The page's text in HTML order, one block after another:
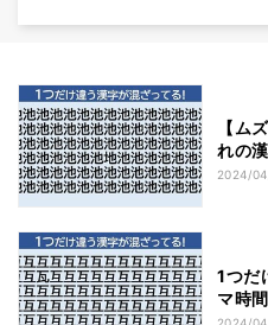
【ム
れの
2024/
1つだ
マ時